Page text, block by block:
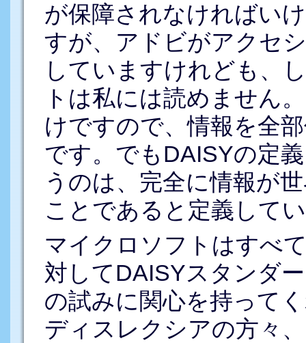
が保障されなければい
すが、アドビがアクセ
していますけれども、
トは私には読めません
けですので、情報を全
です。でもDAISYの定
うのは、完全に情報が
ことであると定義して
マイクロソフトはすべ
対してDAISYスタンダ
の試みに関心を持って
ディスレクシアの方々